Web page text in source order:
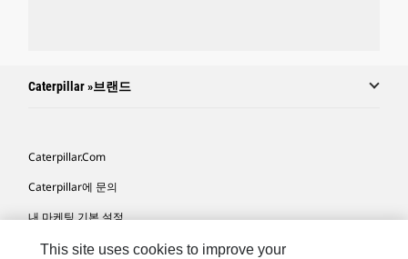
Caterpillar »브랜드
Caterpillar.com
Caterpillar에 문의
내 마케팅 기본 설정
사이트 맵
This site uses cookies to improve your